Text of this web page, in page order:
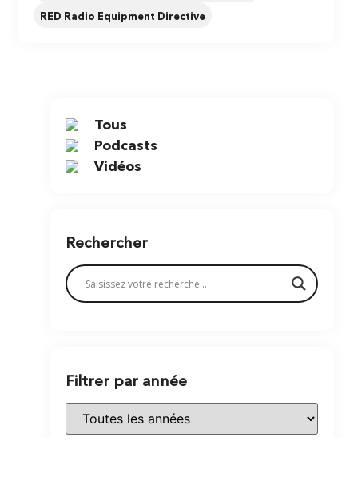
RED Radio Equipment Directive
Tous
Podcasts
Vidéos
Rechercher
Filtrer par année